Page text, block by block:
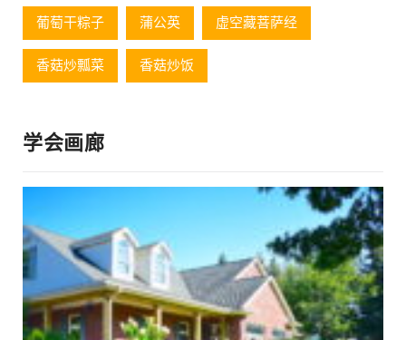
葡萄⼲粽⼦ 蒲公英 虚空藏菩萨经
香菇炒瓢菜 香菇炒饭
学会画廊